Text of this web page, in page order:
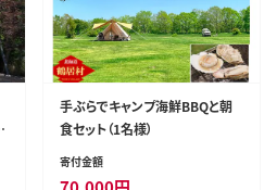
手ぶらでキャンプ海鮮BBQと朝
食セット（1名様）
寄付金額